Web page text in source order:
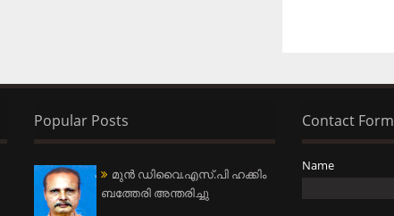
Popular Posts
മുന്‍ ഡിവൈ.എസ്.പി ഹക്കിം
ബത്തേരി അന്തരിച്ചു
Contact Form
Name